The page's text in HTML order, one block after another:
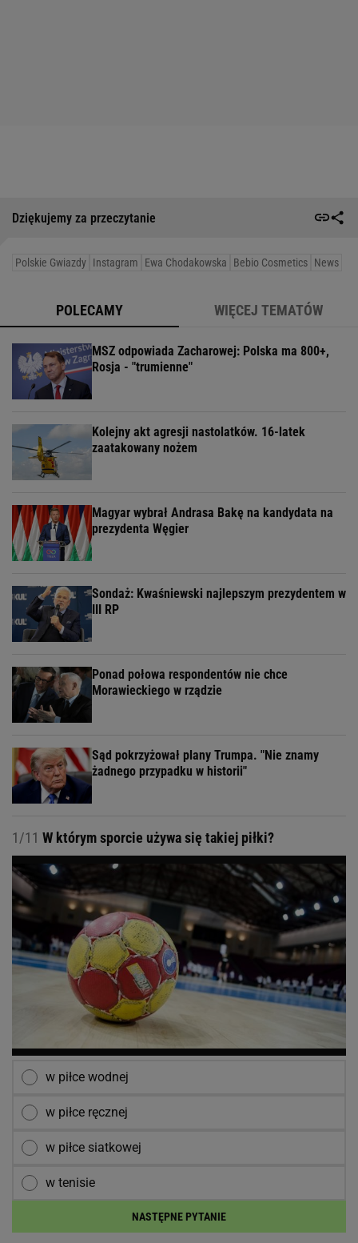
Dziękujemy za przeczytanie
Polskie Gwiazdy Instagram Ewa Chodakowska Bebio Cosmetics News
POLECAMY WIĘCEJ TEMATÓW
MSZ odpowiada Zacharowej: Polska ma 800+,
Rosja - "trumienne"
Kolejny akt agresji nastolatków. 16-latek
zaatakowany nożem
Magyar wybrał Andrasa Bakę na kandydata na
prezydenta Węgier
Sondaż: Kwaśniewski najlepszym prezydentem w
III RP
Ponad połowa respondentów nie chce
Morawieckiego w rządzie
Sąd pokrzyżował plany Trumpa. "Nie znamy
żadnego przypadku w historii"
1/11 W którym sporcie używa się takiej piłki?
w piłce wodnej
w piłce ręcznej
w piłce siatkowej
w tenisie
NASTĘPNE PYTANIE